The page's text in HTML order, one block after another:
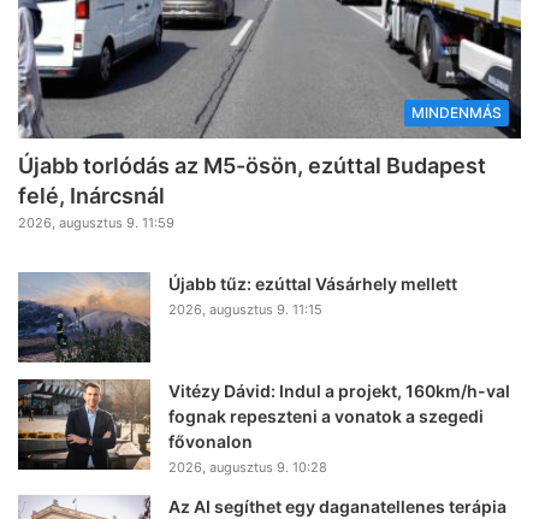
MINDENMÁS
Újabb torlódás az M5-ösön, ezúttal Budapest
felé, Inárcsnál
2026, augusztus 9. 11:59
Újabb tűz: ezúttal Vásárhely mellett
2026, augusztus 9. 11:15
Vitézy Dávid: Indul a projekt, 160km/h-val
fognak repeszteni a vonatok a szegedi
fővonalon
2026, augusztus 9. 10:28
Az AI segíthet egy daganatellenes terápia